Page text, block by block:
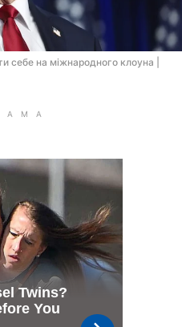
себе на міжнародного клоуна |